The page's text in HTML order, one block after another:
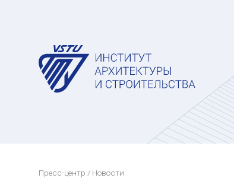
Пресс-центр / Новости